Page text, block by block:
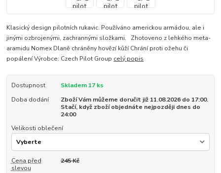
Klasický design pilotních rukavic. Používáno americkou armádou, ale i
jinými ozbrojenými, zachrannými složkami. Zhotoveno z lehkého meta-
aramidu Nomex Dlaně chráněny hovězí kůží Chrání proti ožehu či
popálení Výrobce: Czech Pilot Group celý popis
Dostupnost
Skladem 17 ks
Doba dodání
Zboží Vám můžeme doručit již 11.08.2026 do 17:00.
Stačí, když zboží objednáte nejpozději dnes do
24:00
Velikosti oblečení
Cena před
slevou
245 Kč